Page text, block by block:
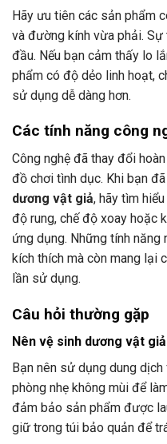
Hãy ưu tiên các sản phẩm
và đường kính vừa phải.
đầu. Nếu bạn cảm thấy lo
phẩm có độ dẻo linh hoạt,
sử dụng dễ dàng hơn.
Các tính năng công
Công nghệ đã thay đổi
đồ chơi tình dục. Khi bạn
dương vật giả, hãy tìm
độ rung, chế độ xoay hoặc
ứng dụng. Những tính
kích thích mà còn mang lại
lần sử dụng.
Câu hỏi thường gặp
Nên vệ sinh dương vật
Bạn nên sử dụng dung
phòng nhẹ không mùi để
đảm bảo sản phẩm được
giữ trong túi bảo quản để